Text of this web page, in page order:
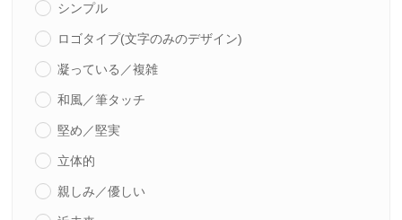
シンプル
ロゴタイプ(文字のみのデザイン)
凝っている／複雑
和風／筆タッチ
堅め／堅実
立体的
親しみ／優しい